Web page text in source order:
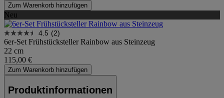
Zum Warenkorb hinzufügen
Neu
4.5 (2)
6er-Set Frühstücksteller Rainbow aus Steinzeug
22 cm
115,00 €
Zum Warenkorb hinzufügen
Produktinformationen